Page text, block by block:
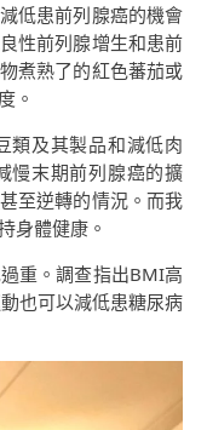
低患前列腺癌的機會
性前列腺增生和患前
煮熟了的紅色蕃茄或
。
類及其製品和減低肉
慢末期前列腺癌的擴
至逆轉的情況。而我
身體健康。
重。調查指出BMI高
也可以減低患糖尿病